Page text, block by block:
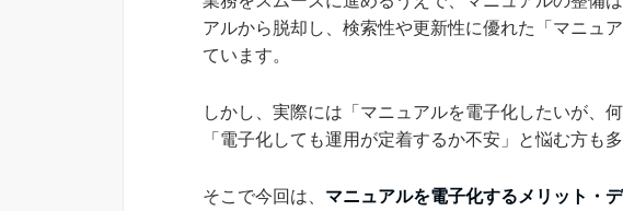
アルから脱却し、検索性や更新性に優れた「マニュ
ています。
しかし、実際には「マニュアルを電子化したいが、
「電子化しても運用が定着するか不安」と悩む方も
そこで今回は、 マニュアルを電子化するメリット・